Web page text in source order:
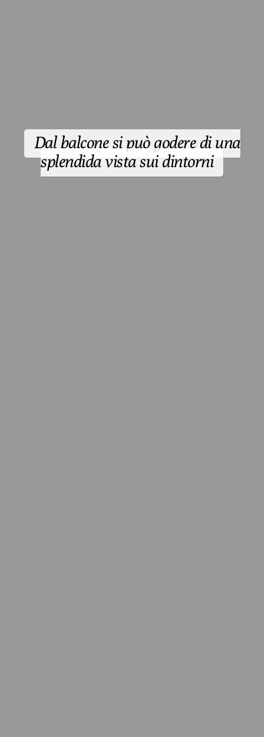
Dal balcone si può godere di una
splendida vista sui dintorni